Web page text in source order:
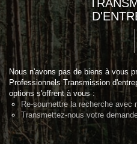
Nous n'avons pas de biens à vous
Professionnels Transmission
options s'offrent à vous :
Re-soumettre la recherche avec
Transmettez-nous votre